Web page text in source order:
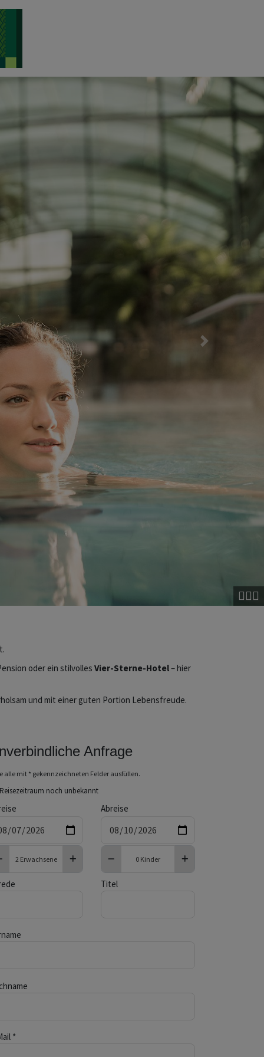
nächstes
oder ein stilvolles Vier-Sterne-Hotel– hier
und mit einer guten Portion Lebensfreude.
Anfrage
alle mit * gekennzeichneten Felder ausfüllen.
Reisezeitraum noch unbekannt
Abreise
weniger Erwachsene mehr Erwachseneweniger Kinder
Kinder
weniger Kinder
Titel
*